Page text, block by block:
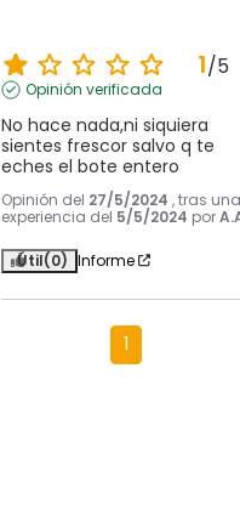
1/5
Opinión verificada
No hace nada,ni siquiera
sientes frescor salvo q te
eches el bote entero
Opinión del 27/5/2024 , tras una
experiencia del 5/5/2024 por
Útil(0) Informe
1